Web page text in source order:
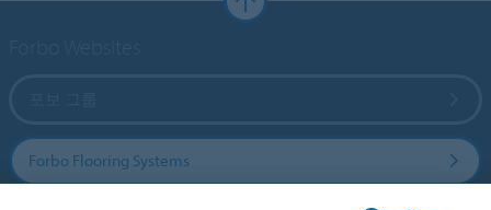
Forbo Flooring Systems